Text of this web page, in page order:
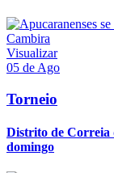
Visualizar
05 de Ago
Torneio
Distrito de Correia
domingo